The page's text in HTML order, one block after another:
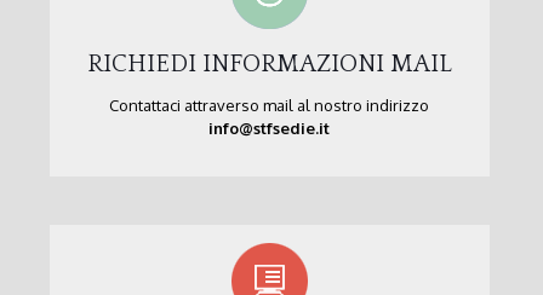
RICHIEDI INFORMAZIONI MAIL
Contattaci attraverso mail al nostro indirizzo
info@stfsedie.it